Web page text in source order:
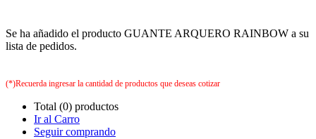
Se ha añadido el producto GUANTE ARQUERO RAINBOW a su
lista de pedidos.
(*)Recuerda ingresar la cantidad de productos que deseas cotizar
Total (0) productos
Ir al Carro
Seguir comprando